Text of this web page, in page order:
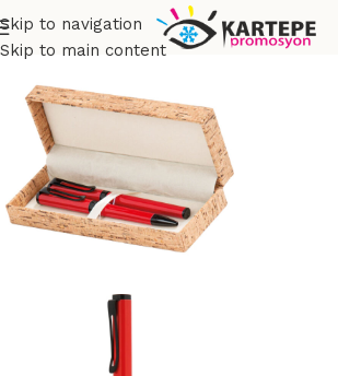
Skip to navigation
Skip to main content